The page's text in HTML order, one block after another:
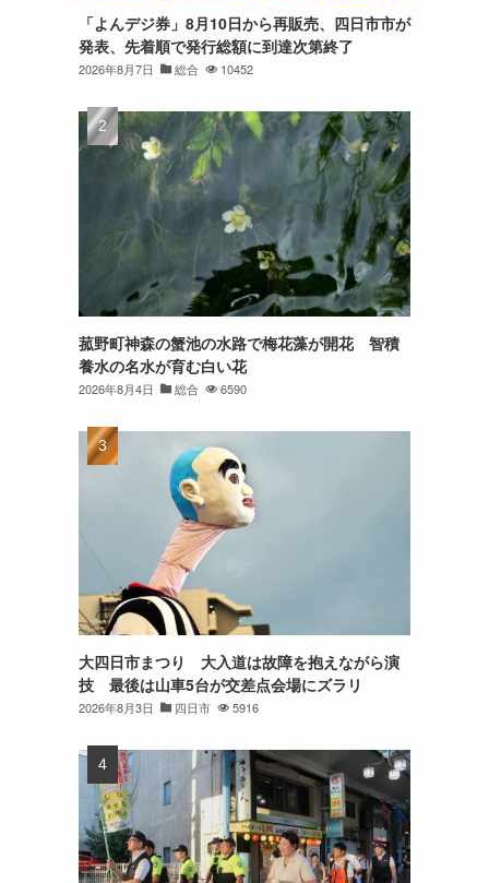
「よんデジ券」8月10日から再販売、四日市市が
発表、先着順で発行総額に到達次第終了
2026年8月7日 総合 10452
菰野町神森の蟹池の水路で梅花藻が開花 智積
養水の名水が育む白い花
2026年8月4日 総合 6590
大四日市まつり 大入道は故障を抱えながら演
技 最後は山車5台が交差点会場にズラリ
2026年8月3日 四日市 5916